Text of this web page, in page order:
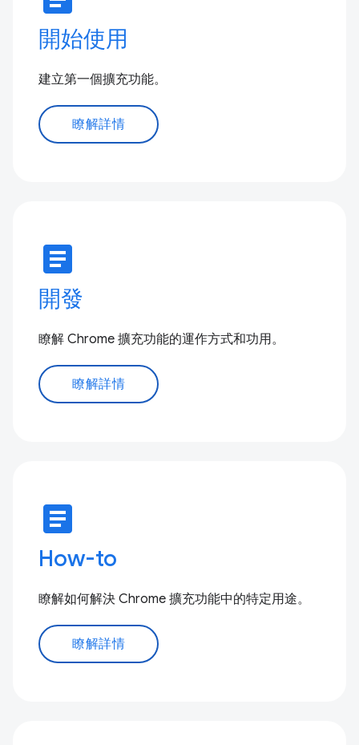
開始使用
建立第一個擴充功能。
瞭解詳情
article
開發
瞭解 Chrome 擴充功能的運作方式和功用。
瞭解詳情
article
How-to
瞭解如何解決 Chrome 擴充功能中的特定用途。
瞭解詳情